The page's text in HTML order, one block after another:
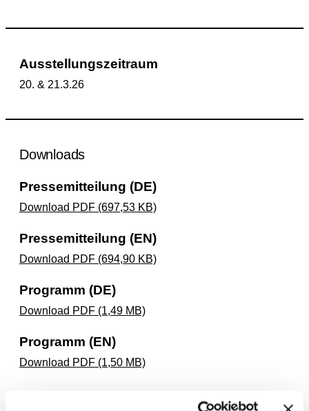
Ausstellungszeitraum
20. & 21.3.26
Downloads
Pressemitteilung (DE)
Download PDF (697,53 KB)
Pressemitteilung (EN)
Download PDF (694,90 KB)
Programm (DE)
Download PDF (1,49 MB)
Programm (EN)
Download PDF (1,50 MB)